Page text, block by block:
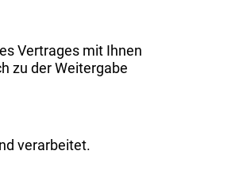
Vertrages mit Ihnen
zu der Weitergabe
verarbeitet.